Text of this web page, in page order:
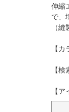
伸縮
で、
（
【
【
【